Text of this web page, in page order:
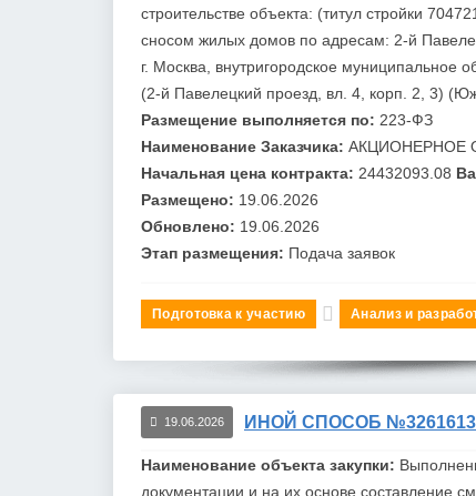
строительстве объекта: (титул стройки
сносом жилых домов по адресам: 2-й
г. Москва , внутригородское муниципальное
(2-й Павелецкий проезд, вл. 4, корп. 2, 3)
Размещение выполняется по: 223-ФЗ
Наименование Заказчика: АКЦИОНЕРНОЕ
Начальная цена контракта: 24432093.08
Размещено: 19.06.2026
Обновлено: 19.06.2026
Этап размещения: Подача заявок
Подготовка к участию Анализ и
19.06.2026 ИНОЙ СПОСОБ
Наименование объекта закупки:
документации и на их основе составление